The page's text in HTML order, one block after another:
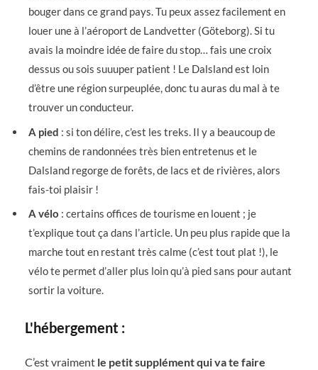
bouger dans ce grand pays. Tu peux assez facilement en
louer une à l’aéroport de Landvetter (Göteborg). Si tu
avais la moindre idée de faire du stop… fais une croix
dessus ou sois suuuper patient ! Le Dalsland est loin
d’être une région surpeuplée, donc tu auras du mal à te
trouver un conducteur.
A pied : si ton délire, c’est les treks. Il y a beaucoup de
chemins de randonnées très bien entretenus et le
Dalsland regorge de forêts, de lacs et de rivières, alors
fais-toi plaisir !
A vélo : certains offices de tourisme en louent ; je
t’explique tout ça dans l’article. Un peu plus rapide que la
marche tout en restant très calme (c’est tout plat !), le
vélo te permet d’aller plus loin qu’à pied sans pour autant
sortir la voiture.
L'hébergement :
C’est vraiment le petit supplément qui va te faire